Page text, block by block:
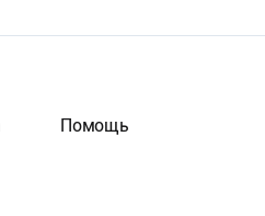
Помощь